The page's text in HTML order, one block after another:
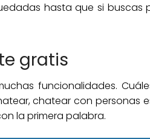
hasta que si buscas
gratis
funcionalidades.
chatear con personas
la primera palabra.